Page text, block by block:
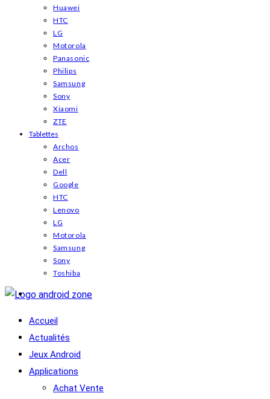
Huawei
HTC
LG
Motorola
Panasonic
Philips
Samsung
Sony
Xiaomi
ZTE
Tablettes
Archos
Acer
Dell
Google
HTC
Lenovo
LG
Motorola
Samsung
Sony
Toshiba
Accueil
Actualités
Jeux Android
Applications
Achat Vente